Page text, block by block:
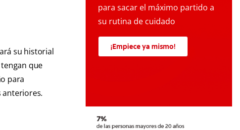
su historial
que
para
anteriores.
para sacar el máximo partido a
su rutina de cuidado
¡Empiece ya mismo!